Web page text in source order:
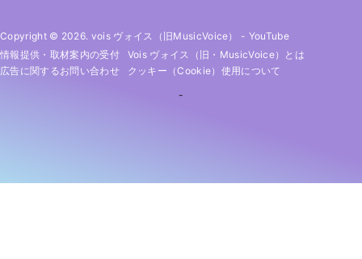
Copyright © 2026. vois ヴォイス（旧MusicVoice） - YouTube
情報提供・取材案内の受付
Vois ヴォイス（旧・MusicVoice）とは
広告に関するお問い合わせ
クッキー（cookie）使用について
-